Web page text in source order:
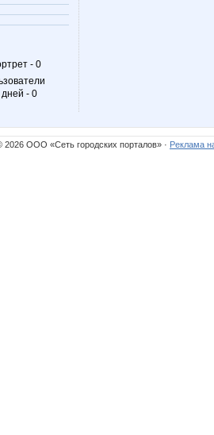
- 0
- 0
2026 ООО «Сеть городских порталов» · Реклама